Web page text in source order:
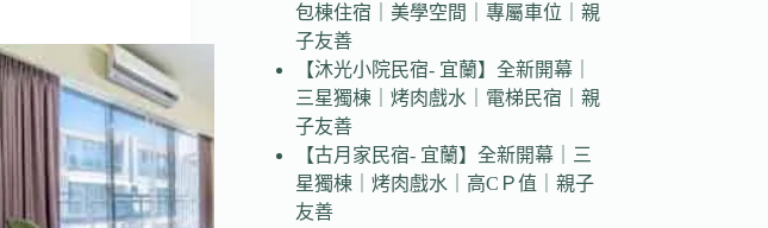
包棟住宿｜美學空間｜專屬車位｜親
子友善
【沐光小院民宿- 宜蘭】全新開幕｜
三星獨棟｜烤肉戲水｜電梯民宿｜親
子友善
【古月家民宿- 宜蘭】全新開幕｜三
星獨棟｜烤肉戲水｜高CＰ值｜親子
友善